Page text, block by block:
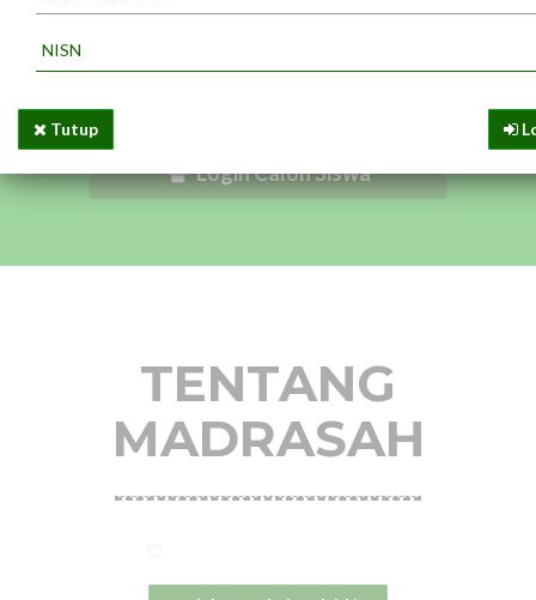
Tutup
Login Calon Siswa
TENTANG
MADRASAH